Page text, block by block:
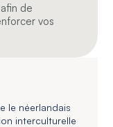
de
vos
le néerlandais
interculturelle